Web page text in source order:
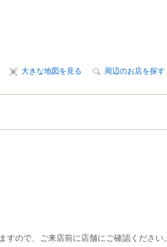
大きな地図を見る 周辺のお店を探す
ので、ご来店前に店舗にご確認ください。